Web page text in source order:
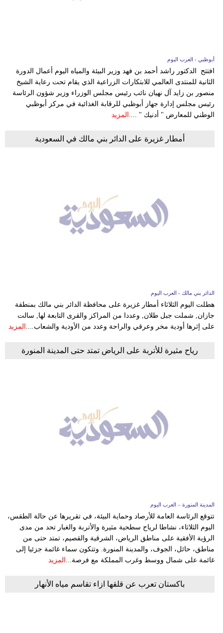
أبوظبي - العرب اليوم
افتتح الدكتور راشد أحمد بن فهد وزير البيئة والمياه اليوم أعمال الدورة
الثانية للمنتدى العالمي للابتكارات الزراعية الذي يقام تحت رعاية الشيخ
منصور بن زايد آل نهيان نائب رئيس مجلس الوزراء وزير شؤون الرئاسة
رئيس مجلس إدارة جهاز أبوظبي للرقابة الغذائية في مركز أبوظبي
الوطني للمعارض " أدنيك " .... المزيد
أمطار غزيرة على الدائر بني مالك في السعودية
الدائر بني مالك - العرب اليوم
هطلت اليوم الثلاثاء أمطار غزيرة على محافظة الدائر بني مالك بمنطقة
جازان, شملت جبل طلان, وعددا من المراكز والقرى التابعة لها, سالت
على إثرها أودية مخر وعرقي والراحة وعدد من الأودية والشعاب....
المزيد
رياح مثيرة للأتربة على الرياض تمتد حتى المدينة المنورة
المدينة المنورة – العرب اليوم
تتوقع الرئاسة العامة للأرصاد وحماية البيئة، في تقريرها عن حالة الطقس،
اليوم الثلاثاء، نشاطا لرياح سطحية مثيرة والأتربة والغبار تحد من مدى
الرؤية الأفقية على مناطق الرياض، الشرقية والقصيم، تمتد حتى من
مناطق، حائل، الجوف، والمدينة المنورة. وتتكون سماء غائمة جزئيا إلى
غائمة على شمال ووسط وغرب المملكة مع فرصة...
المزيد
باكستان تعرب عن قلقها ازاء تقاسم مياه الأنهار